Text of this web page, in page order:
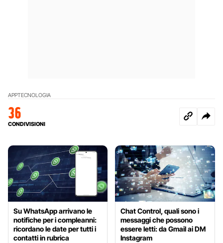
APPTECNOLOGIA
36
CONDIVISIONI
Su WhatsApp arrivano le
notifiche per i compleanni:
ricordano le date per tutti i
contatti in rubrica
Chat Control, quali sono i
messaggi che possono
essere letti: da Gmail ai DM
Instagram